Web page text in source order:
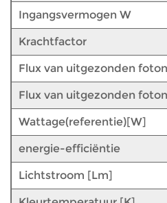
Ingangsvermogen W
Krachtfactor
Flux van uitgezonden
Flux van uitgezonden
Wattage(referentie)[W]
energie-efficiëntie
Lichtstroom [Lm]